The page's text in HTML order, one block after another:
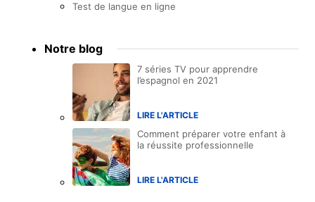
Test de langue en ligne
Notre blog
7 séries TV pour apprendre
l’espagnol en 2021
LIRE L'ARTICLE
Comment préparer votre enfant à
la réussite professionnelle
LIRE L'ARTICLE